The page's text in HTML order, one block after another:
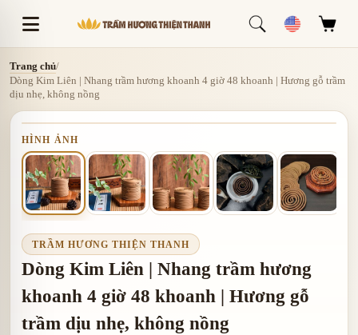
Trang chủ/
Dòng Kim Liên | Nhang trầm hương khoanh 4 giờ 48 khoanh | Hương gỗ trầm
dịu nhẹ, không nồng
HÌNH ẢNH
TRẦM HƯƠNG THIỆN THANH
Dòng Kim Liên | Nhang trầm hương
khoanh 4 giờ 48 khoanh | Hương gỗ
trầm dịu nhẹ, không nồng